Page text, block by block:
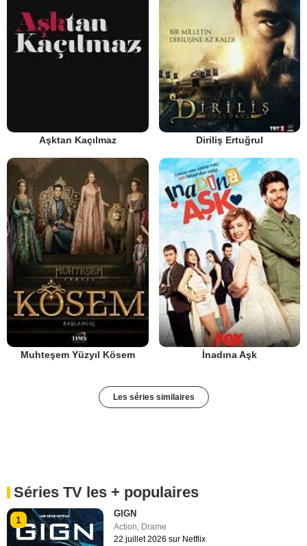
Aşktan Kaçılmaz Diriliş Ertuğrul
Muhteşem Yüzyıl Kösem İnadına Aşk
Les séries similaires
Séries TV les + populaires
1
GIGN
Action Drame
22 juillet 2026 sur Netflix